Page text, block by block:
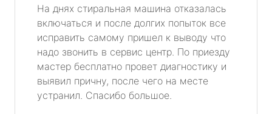
На днях стиральная машина отказалась
включаться и после долгих попыток все
исправить самому пришел к выводу что
надо звонить в сервис центр. По приезду
мастер бесплатно провет диагностику и
выявил причну, после чего на месте
устранил. Спасибо большое.